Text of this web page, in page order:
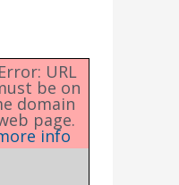
URL
be on
domain
page.
info